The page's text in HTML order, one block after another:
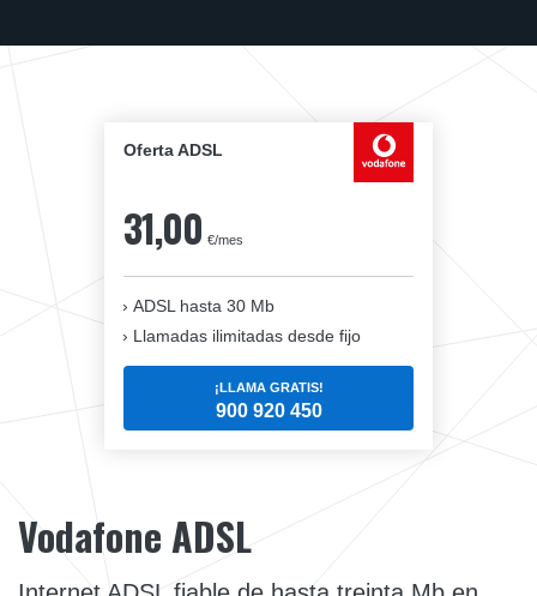
Oferta ADSL
31,00 €/mes
ADSL hasta 30 Mb
Llamadas ilimitadas desde fijo
¡LLAMA GRATIS!
900 920 450
Vodafone ADSL